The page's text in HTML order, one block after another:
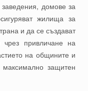
домове за
жилища за
и да се създават
чрез привличане на
на общините и
защитен